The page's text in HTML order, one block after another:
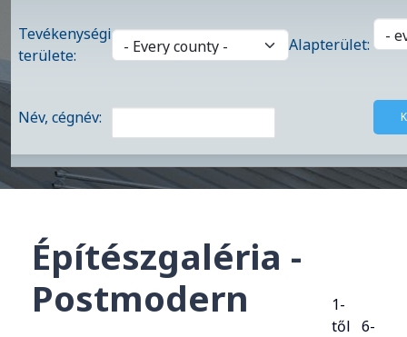
Tevékenységi
területe:
Alapterület:
Név, cégnév:
Építészgaléria -
Postmodern
1-
től 6-